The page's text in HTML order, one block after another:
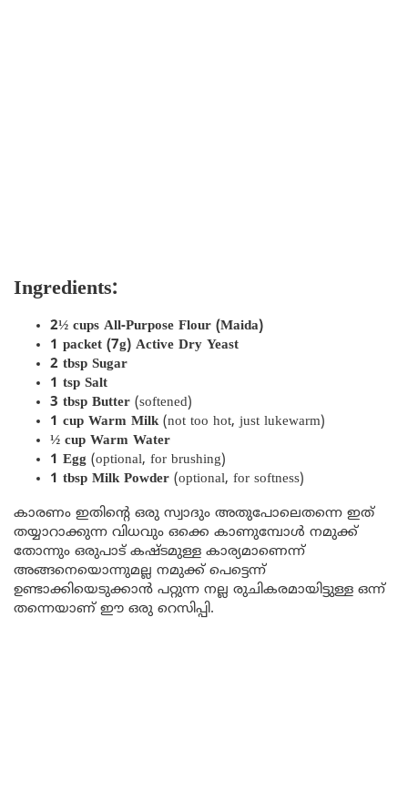
Ingredients:
2½ cups All-Purpose Flour (Maida)
1 packet (7g) Active Dry Yeast
2 tbsp Sugar
1 tsp Salt
3 tbsp Butter (softened)
1 cup Warm Milk(not too hot, just lukewarm)
½ cup Warm Water
1 Egg (optional, for brushing)
1 tbsp Milk Powder (optional, for softness)
കാരണം ഇതിന്റെ ഒരു സ്വാദും അതുപോലെതന്നെ ഇത്
തയ്യാറാക്കുന്ന വിധവും ഒക്കെ കാണുമ്പോൾ നമുക്ക്
തോന്നും ഒരുപാട് കഷ്ടമുള്ള കാര്യമാണെന്ന്
അങ്ങനെയൊന്നുമല്ല നമുക്ക് പെട്ടെന്ന്
ഉണ്ടാക്കിയെടുക്കാൻ പറ്റുന്ന നല്ല രുചികരമായിട്ടുള്ള ഒന്ന്
തന്നെയാണ് ഈ ഒരു റെസിപ്പി.